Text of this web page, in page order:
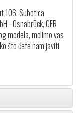
106, Subotica
- Osnabrück, GER
modela, molimo vas
što ćete nam javiti